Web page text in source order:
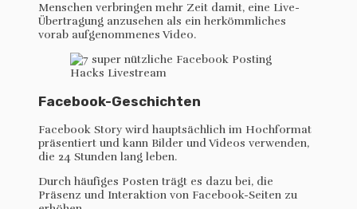
Menschen verbringen mehr Zeit damit, eine Live-
Übertragung anzusehen als ein herkömmliches
vorab aufgenommenes Video.
Facebook-Geschichten
Facebook Story wird hauptsächlich im Hochformat
präsentiert und kann Bilder und Videos verwenden,
die 24 Stunden lang leben.
Durch häufiges Posten trägt es dazu bei, die
Präsenz und Interaktion von Facebook-Seiten zu